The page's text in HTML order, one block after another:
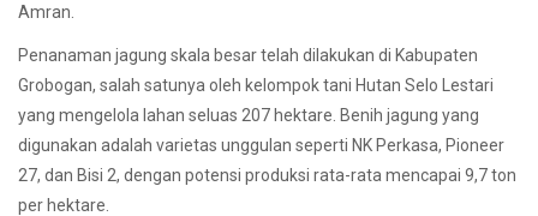
Amran.
Penanaman jagung skala besar telah dilakukan di Kabupaten
Grobogan, salah satunya oleh kelompok tani Hutan Selo Lestari
yang mengelola lahan seluas 207 hektare. Benih jagung yang
digunakan adalah varietas unggulan seperti NK Perkasa, Pioneer
27, dan Bisi 2, dengan potensi produksi rata-rata mencapai 9,7 ton
per hektare.